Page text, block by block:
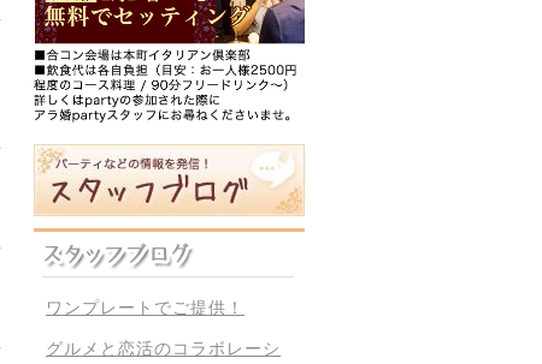
ワンプレートでご提供！
グルメと恋活のコラボレーシ